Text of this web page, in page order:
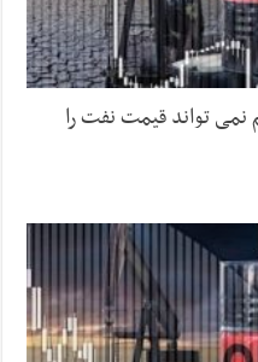
نمی تواند قیمت نفت را